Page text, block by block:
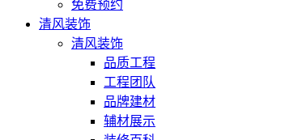
免费预约
清风装饰
清风装饰
品质工程
工程团队
品牌建材
辅材展示